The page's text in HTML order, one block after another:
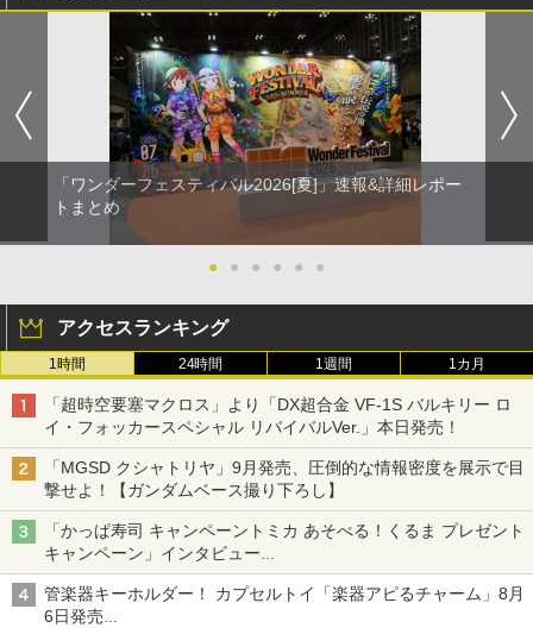
「ワンダーフェスティバル2026[夏]」速報&詳細レポー
トまとめ
● ● ● ● ● ●
アクセスランキング
1時間 24時間 1週間 1カ月
「超時空要塞マクロス」より「DX超合金 VF-1S バルキリー ロ
イ・フォッカースペシャル リバイバルVer.」本日発売！
「MGSD クシャトリヤ」9月発売、圧倒的な情報密度を展示で目
撃せよ！【ガンダムベース撮り下ろし】
「かっぱ寿司 キャンペーントミカ あそべる！くるま プレゼント
キャンペーン」インタビュー
子どもが楽しめるかっぱ寿司ならではの体験とコラボの楽しさを
追求
管楽器キーホルダー！ カプセルトイ「楽器アピるチャーム」8月
6日発売